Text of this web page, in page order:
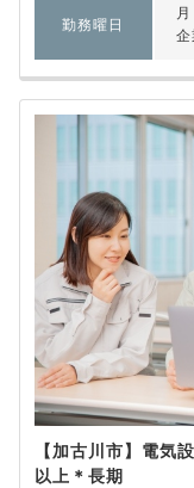
勤務曜日
【加古川市】電気
以上＊長期